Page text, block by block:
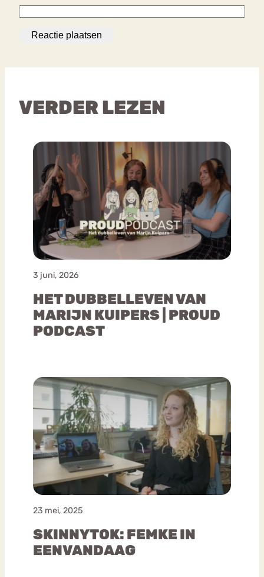
VERDER LEZEN
3 juni, 2026
HET DUBBELLEVEN VAN
MARIJN KUIPERS | PROUD
PODCAST
23 mei, 2025
SKINNYTOK: FEMKE IN
EENVANDAAG